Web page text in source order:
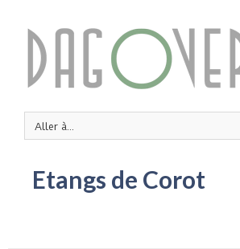
Aller à...
Etangs de Corot